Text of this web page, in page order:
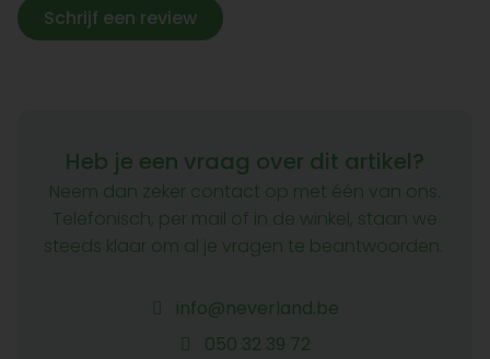
Schrijf een review
Heb je een vraag over dit artikel?
Neem dan zeker contact op met één van ons.
Telefonisch, per mail of in de winkel, staan we
steeds klaar om al je vragen te beantwoorden.
info@neverland.be
050 32 39 72